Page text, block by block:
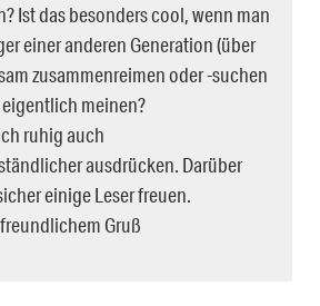
Ist das besonders cool, wenn man
einer anderen Generation (über
zusammenreimen oder -suchen
eigentlich meinen?
ruhig auch
ausdrücken. Darüber
einige Leser freuen.
Gruß